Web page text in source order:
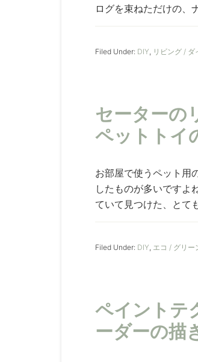
ログを束ねただけの
Filed Under: DIY, リビング / ダ
セーターの
ペットトイ
お部屋で使うペット用
したものが多いですよ
ていて見つけた、とて
Filed Under: DIY, エコ / グリー
ペイントテ
ーダーの描